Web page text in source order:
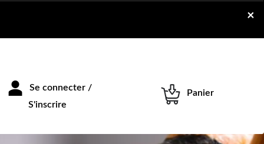
×
Se connecter /
S'inscrire
Panier